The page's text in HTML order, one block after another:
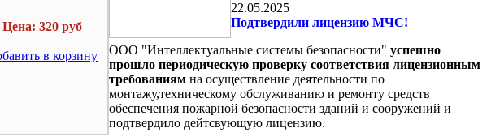
Цена: 320 руб
в корзину
22.05.2025
Подтвердили лицензию МЧС!
ООО "Интеллектуальные системы безопасности" успешно
прошло периодическую проверку соответствия лицензионным
требованиям на осуществление деятельности по
монтажу,техническому обслуживанию и ремонту средств
обеспечения пожарной безопасности зданий и сооружений и
подтвердило дейтсвующую лицензию.